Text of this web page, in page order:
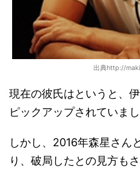
出典http://
現在の彼氏はというと、
ピックアップされていまし
しかし、2016年森星さん
り、破局したとの見方も